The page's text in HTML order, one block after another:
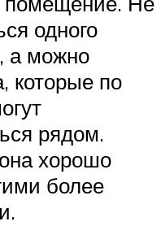
одного
а можно
которые по
рядом.
хорошо
более